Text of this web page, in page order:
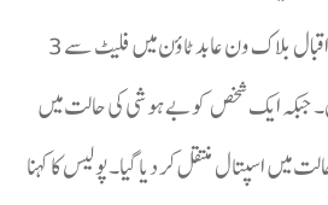
ہیں۔پولیس کے مطابق گلشن اقبال بلاک ون عابد ٹاؤن میں فلیٹ سے 3
جبکہ ایک شخص کو بےہوشی کی حالت میں
میں اسپتال منتقل کر دیا گیا۔پولیس کا کہنا